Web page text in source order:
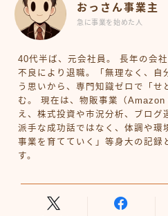
おっさん事業主
急に事業を始めた人
40代半ば、元会社員。 長年の会
不良により退職。「無理なく、自
う思いから、専門知識ゼロで「せ
む。 現在は、物販事業（Amazon
え、株式投資や市況分析、ブログ
派手な成功話ではなく、体調や環
事業を育てていく」等身大の記録
す。